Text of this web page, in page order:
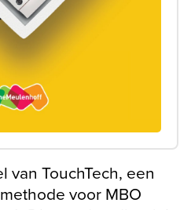
TouchTech, een
voor MBO